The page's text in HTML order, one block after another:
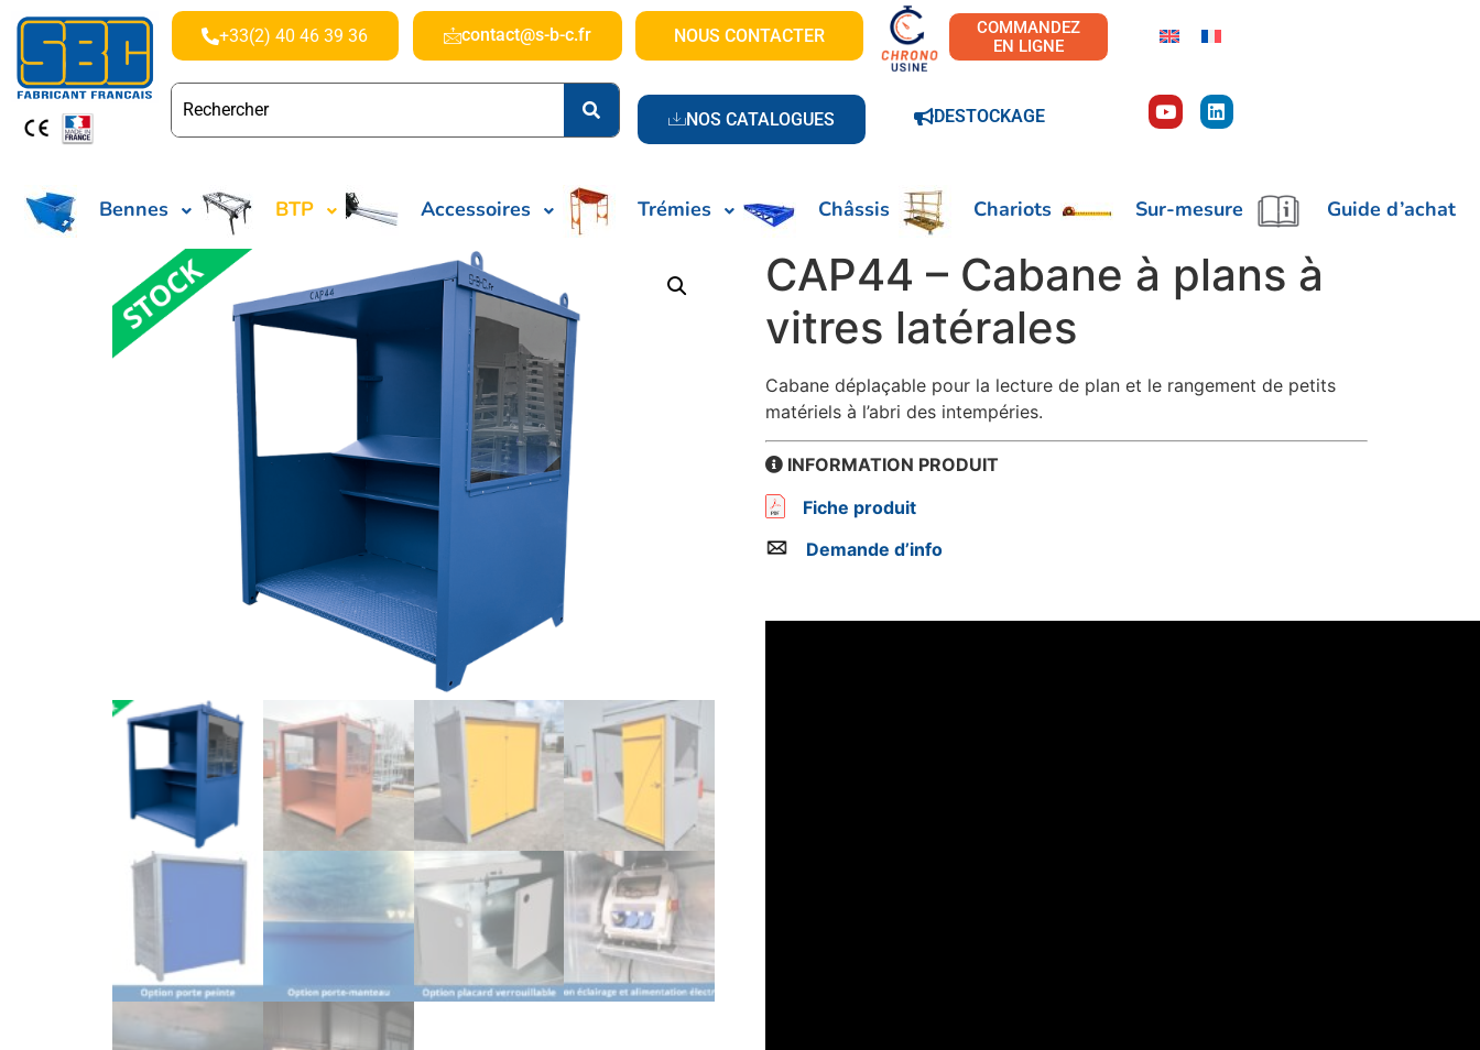
+33(2) 40 46 39 36 contact@s-b-c.fr NOUS CONTACTER
NOS CATALOGUES
COMMANDEZ
EN LIGNE
DESTOCKAGE
Bennes BTP Accessoires Trémies Châssis Chariots Sur-mesure Guide d’achat
CAP44 – Cabane à plans à
vitres latérales
Cabane déplaçable pour la lecture de plan et le rangement de petits
matériels à l’abri des intempéries.
INFORMATION PRODUIT
Fiche produit
Demande d’info